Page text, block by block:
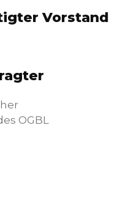
Vorstand
OGBL